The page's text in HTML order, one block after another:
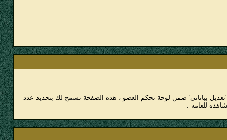
بياناتي' ضمن لوحة تحكم العضو ، هذه الصفحة تسمح لك بتحديد عدد
للعامة .